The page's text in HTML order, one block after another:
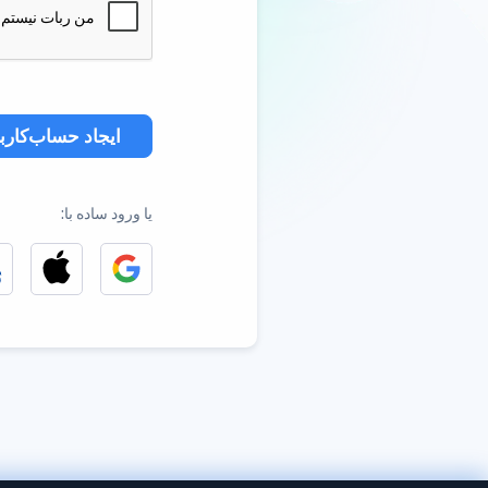
ایجاد
یا ورود ساده با: